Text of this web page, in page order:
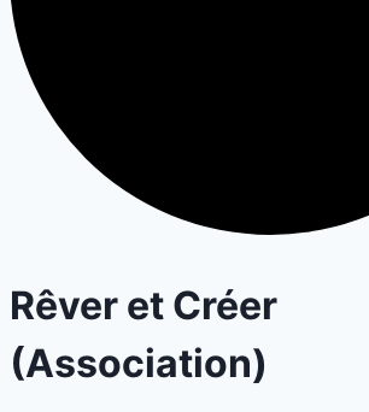
Rêver et Créer
(Association)